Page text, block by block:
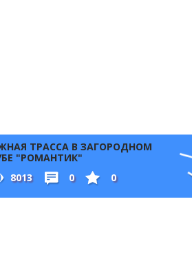
ТРАССА В ЗАГОРОДНОМ
"РОМАНТИК"
8013
0 0